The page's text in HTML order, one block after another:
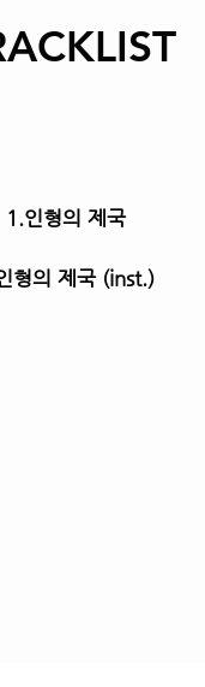
1.인형의 제국
형의 제국 (inst.)